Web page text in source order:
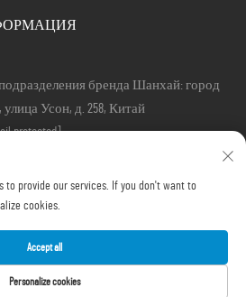
бренда Шанхай: город
Усон, д. 258, Китай
protected]
Outevo Machinery Co.,Ltd -
to provide our services. If you don't want to
cookies.
Personalize cookies
Accept all